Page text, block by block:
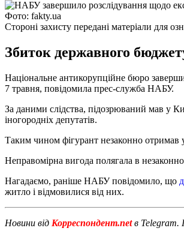
Фото: fakty.ua
Стороні захисту передані матеріали для
Збиток державного
Національне антикорупційне бюро
7 травня, повідомила прес-служба НАБУ.
За даними слідства, підозрюваний мав у
іногородніх депутатів.
Таким чином фігурант незаконно отримав
Неправомірна вигода полягала в
Нагадаємо, раніше НАБУ повідомило, що
житло і відмовилися від них.
Новини від Корреспондент.netв Telegram.